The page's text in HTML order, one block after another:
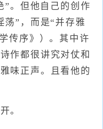
”。但他自己的创作
荡”，而是“并存雅
传序》）。其中许
作都很讲究对仗和
味正声。且看他的
。